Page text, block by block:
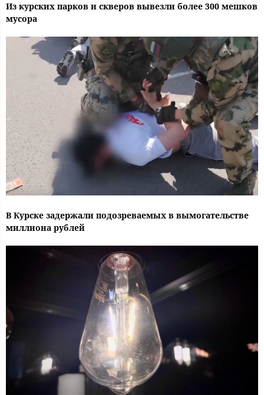
Из курских парков и скверов вывезли более 300 мешков
мусора
В Курске задержали подозреваемых в вымогательстве
миллиона рублей